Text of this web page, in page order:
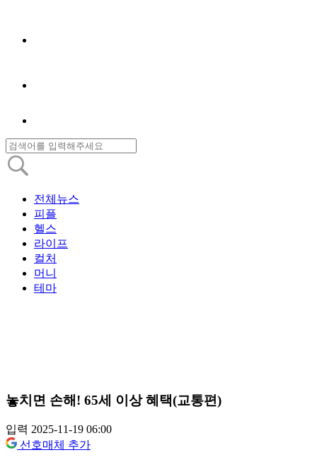
전체뉴스
피플
헬스
라이프
컬처
머니
테마
놓치면 손해! 65세 이상 혜택(교통편)
입력 2025-11-19 06:00
선호매체 추가